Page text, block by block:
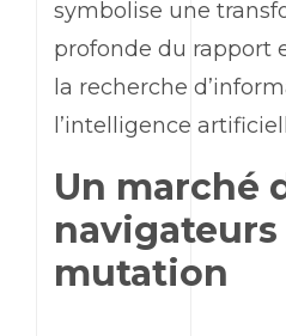
symbolise une
profonde du rapport
la recherche
l’intelligence
Un marché
mutation